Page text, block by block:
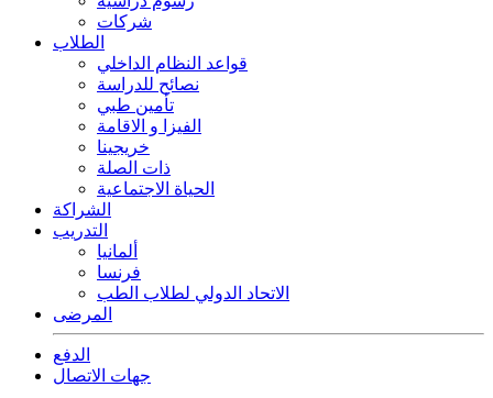
شركات
الطلاب
قواعد النظام الداخلي
نصائح للدراسة
تأمين طبي
الفيزا و الاقامة
خريجينا
ذات الصلة
الحياة الاجتماعية
الشراكة
التدريب
ألمانيا
فرنسا
الاتحاد الدولي لطلاب الطب
المرضى
الدفع
جهات الاتصال